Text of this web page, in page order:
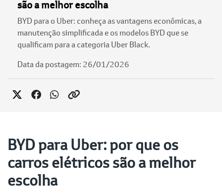
são a melhor escolha
BYD para o Uber: conheça as vantagens econômicas, a
manutenção simplificada e os modelos BYD que se
qualificam para a categoria Uber Black.
Data da postagem: 26/01/2026
BYD para Uber: por que os
carros elétricos são a melhor
escolha